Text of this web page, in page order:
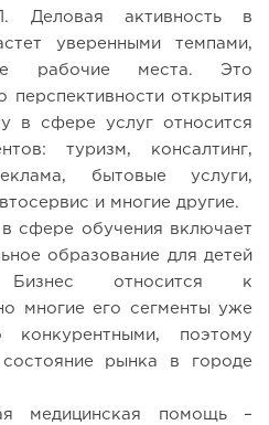
Деловая активность в
уверенными темпами,
рабочие места. Это
перспективности открытия
в сфере услуг относится
туризм, консалтинг,
бытовые услуги,
и многие другие.
сфере обучения включает
образование для детей
относится к
многие его сегменты уже
конкурентными, поэтому
рынка в городе
медицинская помощь –